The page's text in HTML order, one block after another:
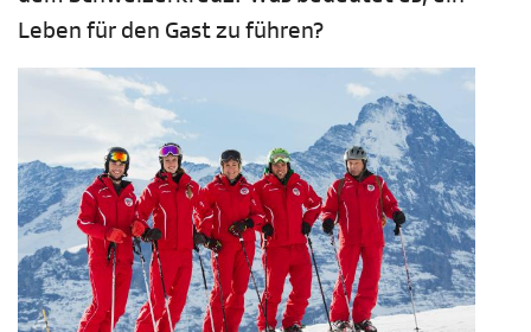
Leben für den Gast zu führen?